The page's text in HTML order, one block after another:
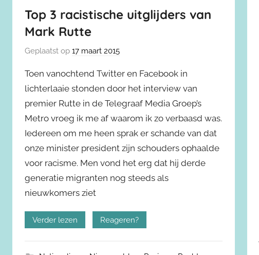
Top 3 racistische uitglijders van
Mark Rutte
Geplaatst op 17 maart 2015
Toen vanochtend Twitter en Facebook in
lichterlaaie stonden door het interview van
premier Rutte in de Telegraaf Media Groep’s
Metro vroeg ik me af waarom ik zo verbaasd was.
Iedereen om me heen sprak er schande van dat
onze minister president zijn schouders ophaalde
voor racisme. Men vond het erg dat hij derde
generatie migranten nog steeds als
nieuwkomers ziet
Verder lezen Reageren?